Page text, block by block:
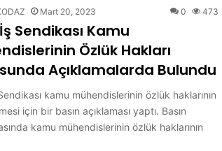
Mart 20, 2023 0 473
Sendikası Kamu
Özlük Hakları
Açıklamalarda Bulundu
kamu mühendislerinin özlük haklarının
için bir basın açıklaması yaptı. Basın
kamu mühendislerinin özlük haklarının